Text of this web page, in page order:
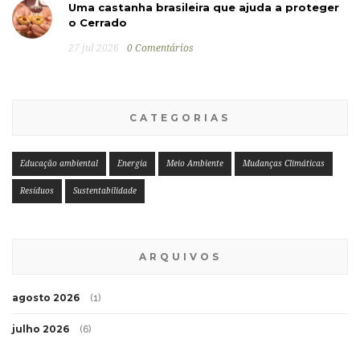
Uma castanha brasileira que ajuda a proteger
o Cerrado
27 jul 2026 0 Comentários
CATEGORIAS
Educação ambiental Energia Meio Ambiente Mudanças Climáticas
Resíduos Sustentabilidade
ARQUIVOS
agosto 2026 (1)
julho 2026 (6)